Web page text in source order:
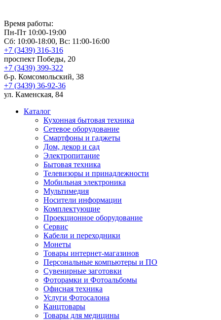
Время работы:
Пн-Пт 10:00-19:00
Сб: 10:00-18:00, Вс: 11:00-16:00
+7 (3439) 316-316
проспект Победы, 20
+7 (3439) 399-322
б-р. Комсомольский, 38
+7 (3439) 36-92-36
ул. Каменская, 84
Каталог
Кухонная бытовая техника
Сетевое оборудование
Смартфоны и гаджеты
Дом, декор и сад
Электропитание
Бытовая техника
Телевизоры и принадлежности
Мобильная электроника
Мультимедия
Носители информации
Комплектующие
Проекционное оборудование
Сервис
Кабели и переходники
Монеты
Товары интернет-магазинов
Персональные компьютеры и ПО
Сувенирные заготовки
Фоторамки и Фотоальбомы
Офисная техника
Услуги Фотосалона
Канцтовары
Товары для медицины